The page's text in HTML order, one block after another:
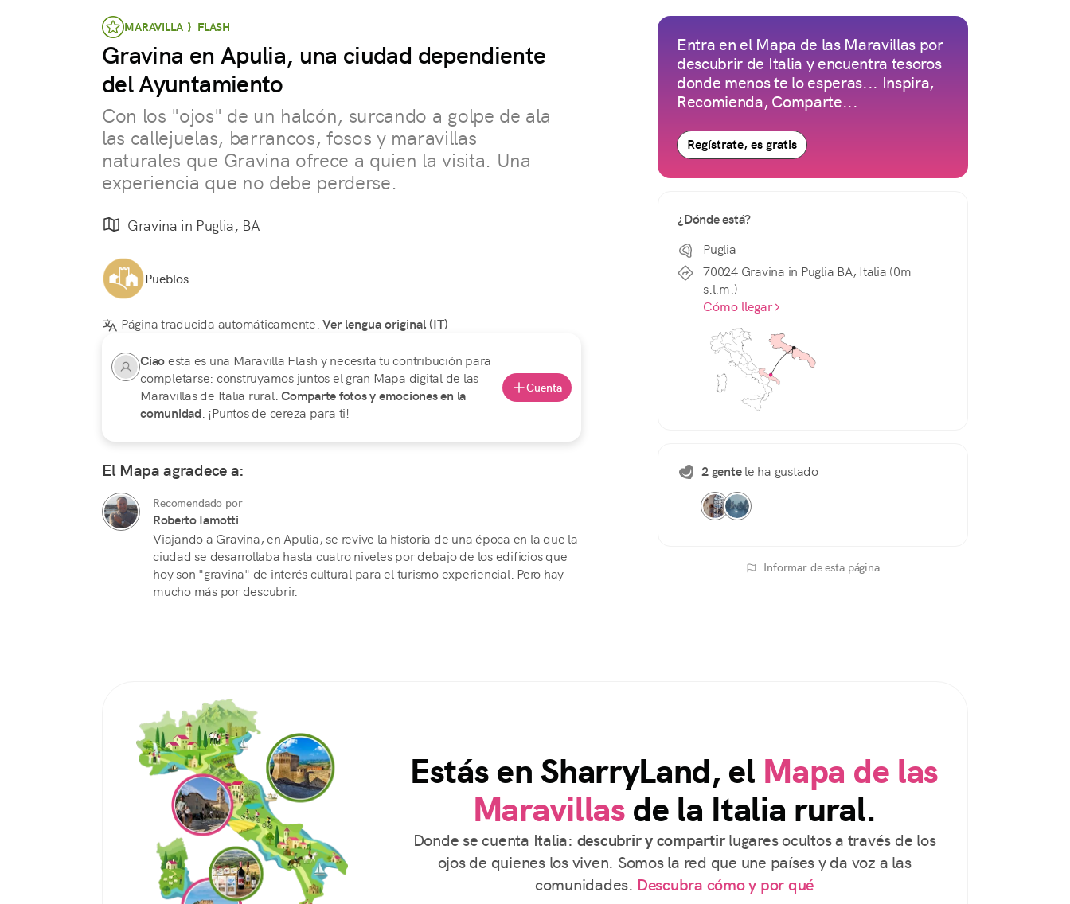
MARAVILLA } FLASH
Gravina en Apulia, una ciudad dependiente
del Ayuntamiento
Con los "ojos" de un halcón, surcando a golpe de ala
las callejuelas, barrancos, fosos y maravillas
naturales que Gravina ofrece a quien la visita. Una
experiencia que no debe perderse.
Gravina in Puglia, BA
Pueblos
Página traducida automáticamente.Ver lengua original (IT)
Ciaoesta es una Maravilla Flash y necesita tu contribución para
completarse: construyamos juntos el gran Mapa digital de las
Maravillas de Italia rural.Comparte fotos y emociones en la
comunidad. ¡Puntos de cereza para ti!
Cuenta
El Mapa agradece a:
Recomendado por
Roberto Iamotti
Viajando a Gravina, en Apulia, se revive la historia de una época en la que la
ciudad se desarrollaba hasta cuatro niveles por debajo de los edificios que
hoy son "gravina" de interés cultural para el turismo experiencial. Pero hay
mucho más por descubrir.
Entra en el Mapa de las Maravillas por
descubrir de Italia y encuentra tesoros
donde menos te lo esperas... Inspira,
Recomienda, Comparte...
Regístrate, es gratis
¿Dónde está?
Puglia
70024 Gravina in Puglia BA, Italia (0m
s.l.m.)
Cómo llegar
2 gentele ha gustado
Informar de esta página
Estás en SharryLand, el Mapa de las
Maravillas de la Italia rural.
Donde se cuenta Italia: descubrir y compartirlugares ocultos a través de los
ojos de quienes los viven. Somos la red que une países y da voz a las
comunidades. Descubra cómo y por qué